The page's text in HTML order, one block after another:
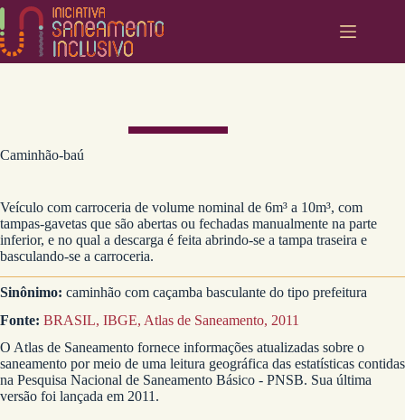
Pular
o
conteúdo
Caminhão-baú
Veículo com carroceria de volume nominal de 6m³ a 10m³, com
tampas-gavetas que são abertas ou fechadas manualmente na parte
inferior, e no qual a descarga é feita abrindo-se a tampa traseira e
basculando-se a carroceria.
Sinônimo: caminhão com caçamba basculante do tipo prefeitura
Fonte: BRASIL, IBGE, Atlas de Saneamento, 2011
O Atlas de Saneamento fornece informações atualizadas sobre o
saneamento por meio de uma leitura geográfica das estatísticas contidas
na Pesquisa Nacional de Saneamento Básico - PNSB. Sua última
versão foi lançada em 2011.